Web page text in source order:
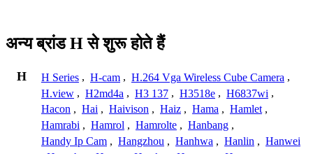
अन्य ब्रांड H से शुरू होते हैं
H H Series , H-cam , H.264 Vga Wireless Cube Camera ,
H.view , H2md4a , H3 137 , H3518e , H6837wi ,
Hacon , Hai , Haivison , Haiz , Hama , Hamlet ,
Hamrabi , Hamrol , Hamrolte , Hanbang ,
Handy Ip Cam , Hangzhou , Hanhwa , Hanlin , Hanwei